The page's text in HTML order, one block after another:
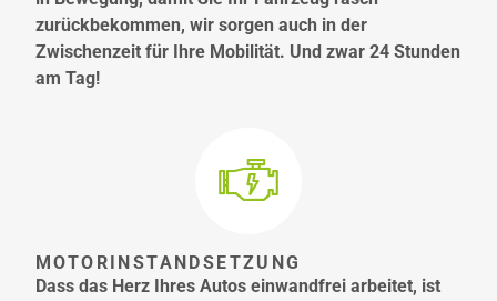
zurückbekommen, wir sorgen auch in der
Zwischenzeit für Ihre Mobilität. Und zwar 24 Stunden
am Tag!
MOTORINSTANDSETZUNG
Dass das Herz Ihres Autos einwandfrei arbeitet, ist